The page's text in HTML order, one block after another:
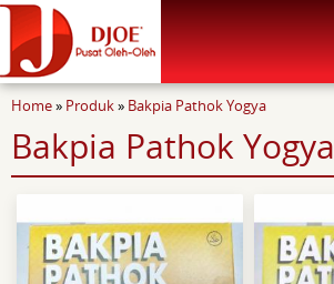
You are here
Home» Produk» Bakpia Pathok Yogya
Bakpia Pathok Yogya